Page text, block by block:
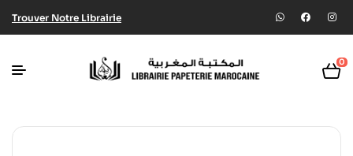
Trouver Notre Librairie
0